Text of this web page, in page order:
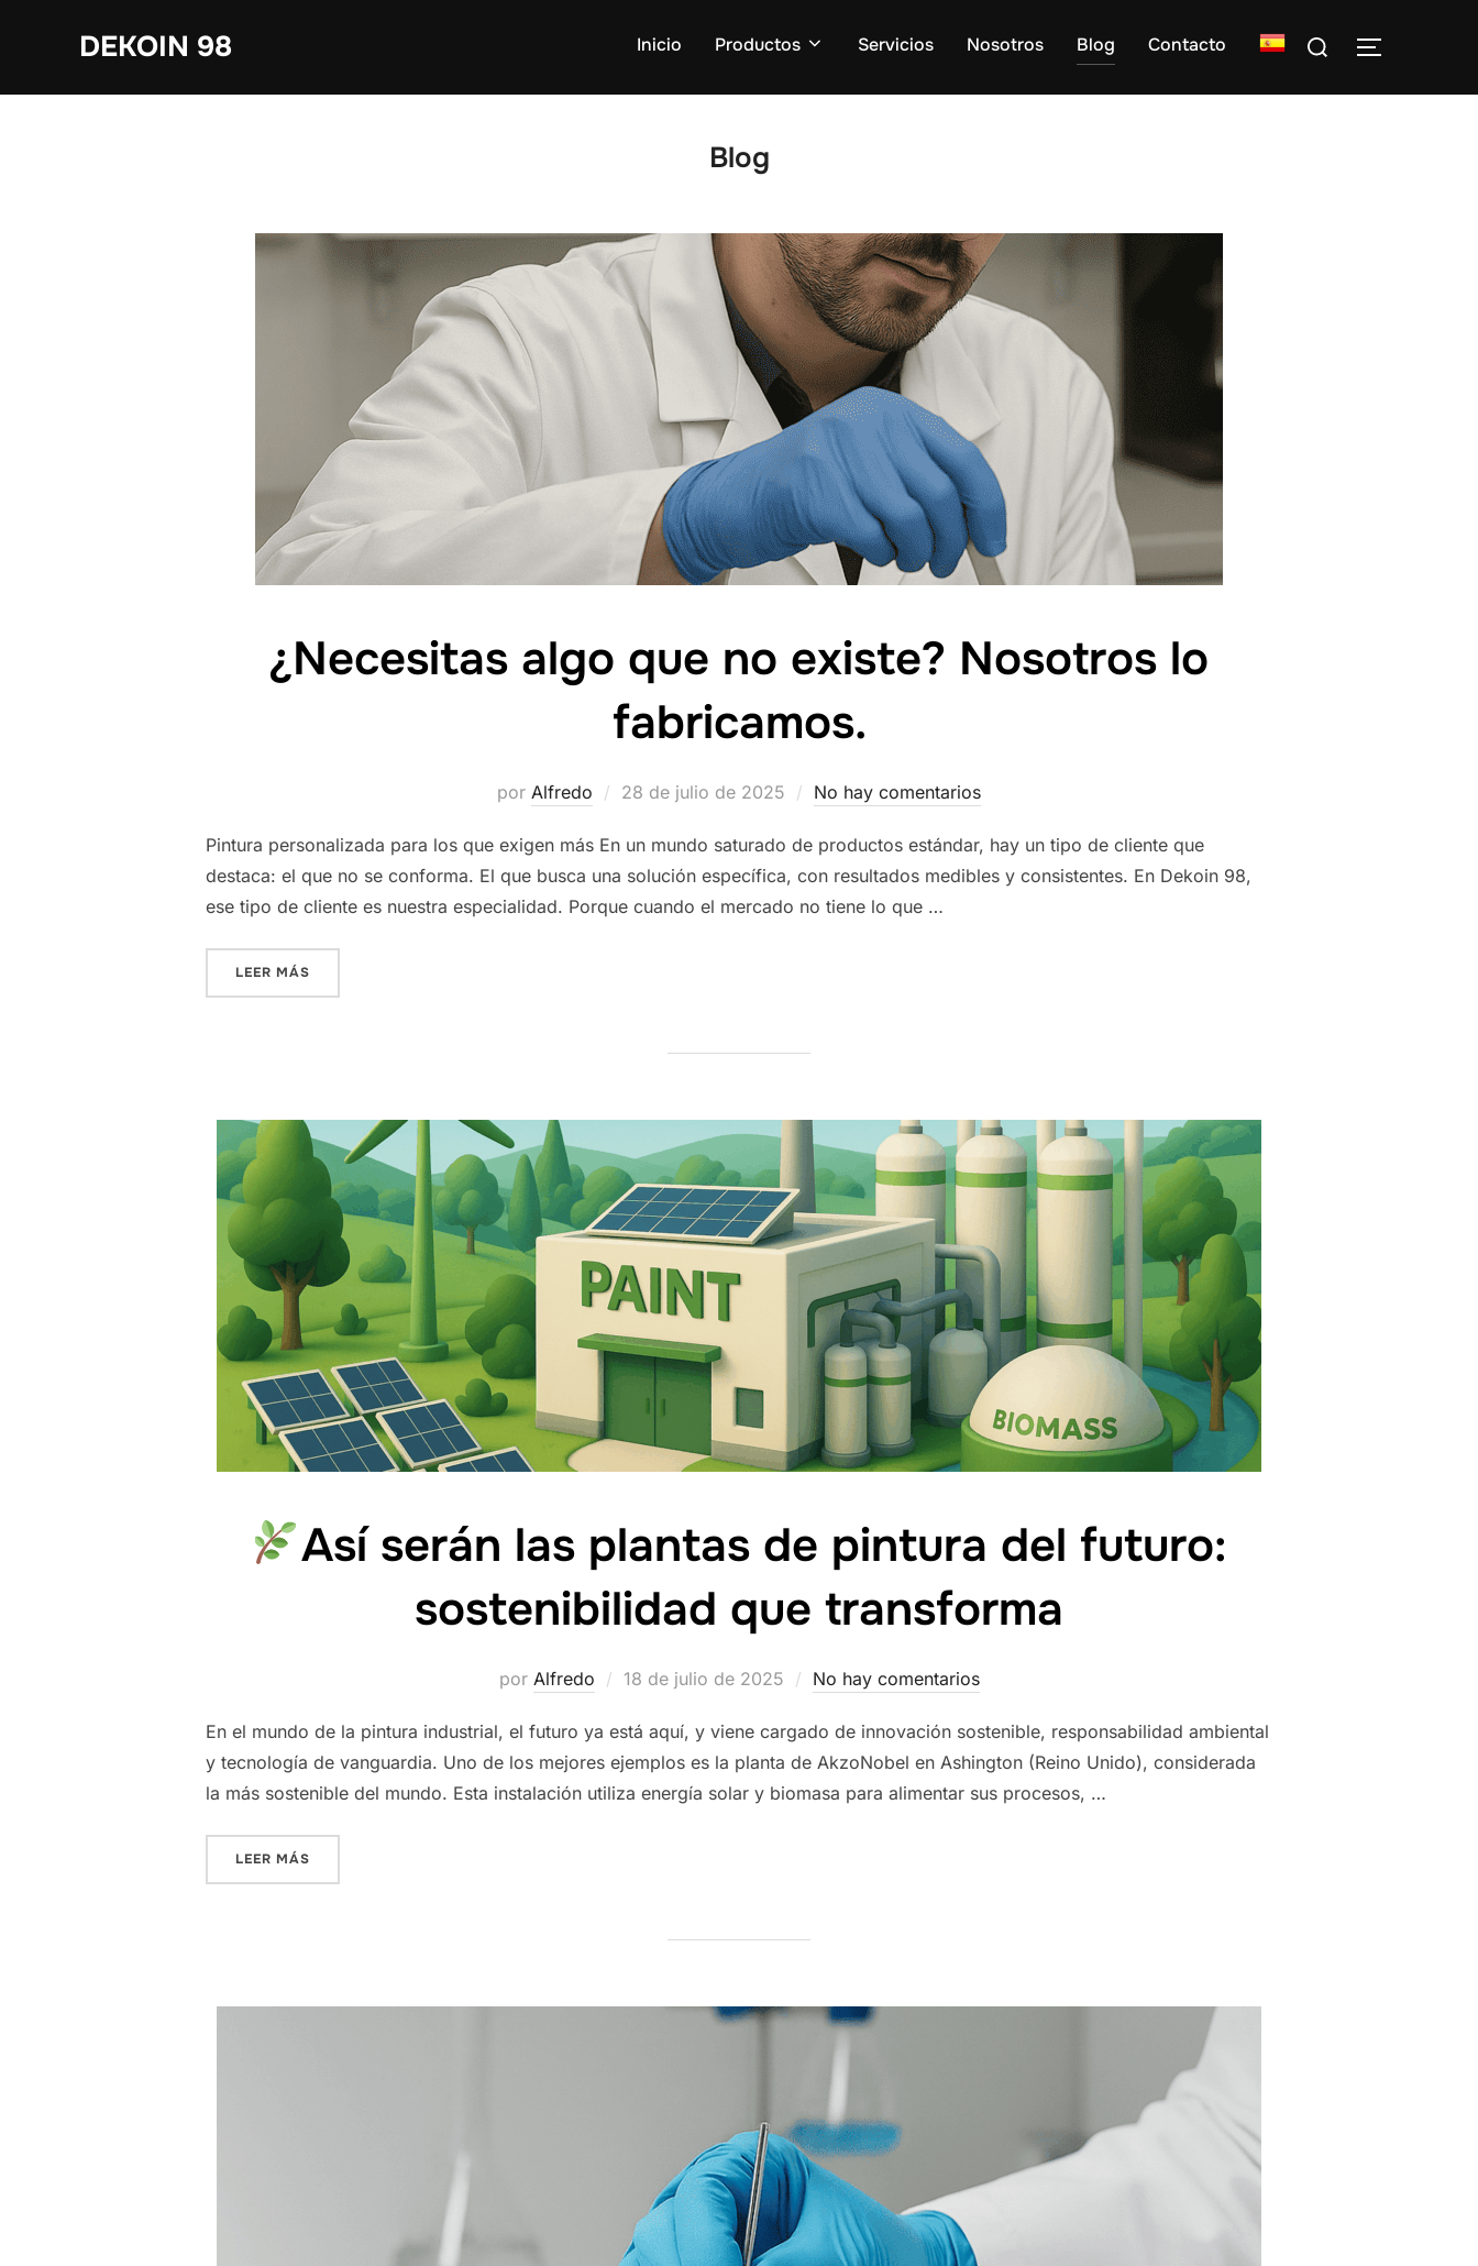
DEKOIN 98 Inicio Productos Servicios Nosotros Blog Contacto
Buscar:
Blog
¿Necesitas algo que no existe? Nosotros lo
fabricamos.
por Alfredo
Publicado
28 de julio de 2025 No hay comentarios
Pintura personalizada para los que exigen más En un mundo saturado de productos estándar, hay un tipo de cliente que
destaca: el que no se conforma. El que busca una solución específica, con resultados medibles y consistentes. En Dekoin 98,
ese tipo de cliente es nuestra especialidad. Porque cuando el mercado no tiene lo que …
LEER MÁS
Así serán las plantas de pintura del futuro:
sostenibilidad que transforma
por Alfredo
Publicado
18 de julio de 2025 No hay comentarios
En el mundo de la pintura industrial, el futuro ya está aquí, y viene cargado de innovación sostenible, responsabilidad ambiental
y tecnología de vanguardia. Uno de los mejores ejemplos es la planta de AkzoNobel en Ashington (Reino Unido), considerada
la más sostenible del mundo. Esta instalación utiliza energía solar y biomasa para alimentar sus procesos, …
LEER MÁS